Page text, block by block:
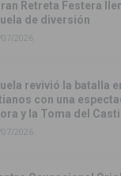
Retreta Festera
de diversión
2026
revivió la batalla
con una
y la Toma del
2026